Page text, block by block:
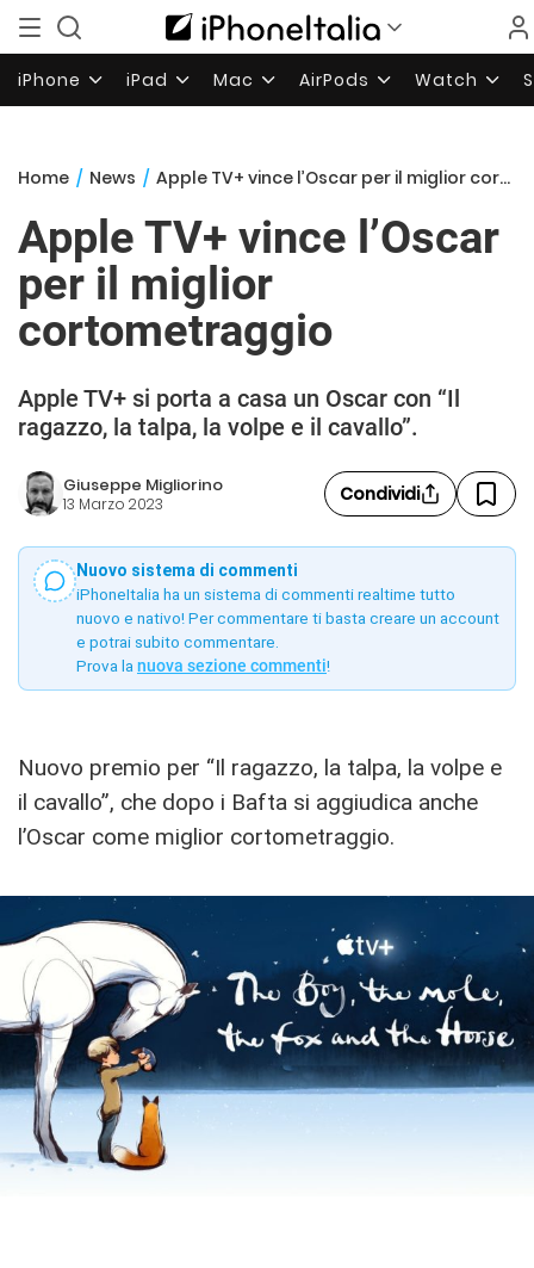
iPhone iPad Mac AirPods Watch
Home / News / Apple TV+ vince l’Oscar per il miglior cortometraggio
Apple TV+ vince l’Oscar
per il miglior
cortometraggio
Apple TV+ si porta a casa un Oscar con “Il
ragazzo, la talpa, la volpe e il cavallo”.
Giuseppe Migliorino
13 Marzo 2023 Condividi
Nuovo sistema di commenti
iPhoneItalia ha un sistema di commenti realtime tutto
nuovo e nativo! Per commentare ti basta creare un account
e potrai subito commentare.
Prova la nuova sezione commenti!
Nuovo premio per “Il ragazzo, la talpa, la volpe e
il cavallo”, che dopo i Bafta si aggiudica anche
l’Oscar come miglior cortometraggio.